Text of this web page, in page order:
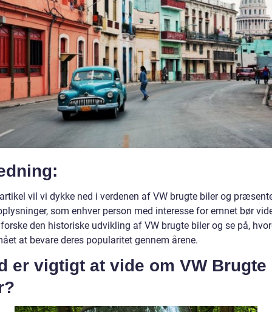
vil vi dykke ned i verdenen af VW brugte biler og
som enhver person med interesse for emnet bør
den historiske udvikling af VW brugte biler og se på,
at bevare deres popularitet gennem årene.
er vigtigt at vide om VW Brugte